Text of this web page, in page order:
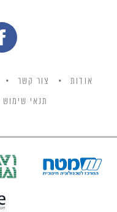
אודות צור קשר
תנאי